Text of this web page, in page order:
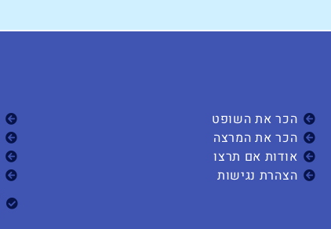
הכר את השופט
הכר את המרצה
אודות אם תרצו
הצהרת נגישות